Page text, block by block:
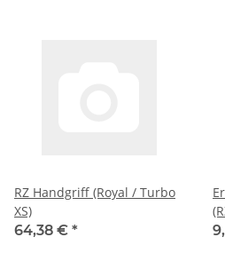
RZ Handgriff (Royal / Turbo
XS)
64,38 € *